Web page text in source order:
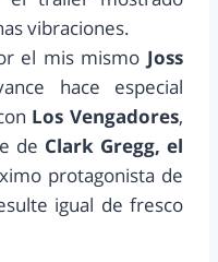
vibraciones.
el mis mismo Joss
hace especial
Los Vengadores,
de Clark Gregg, el
protagonista de
igual de fresco